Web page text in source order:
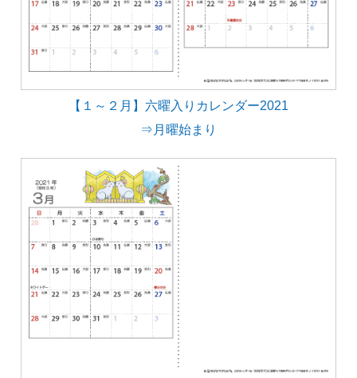
【１～２月】六曜入りカレンダー2021
⇒月曜始まり